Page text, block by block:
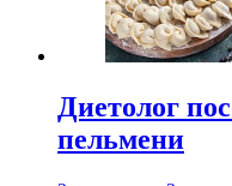
Диетолог
пельмени